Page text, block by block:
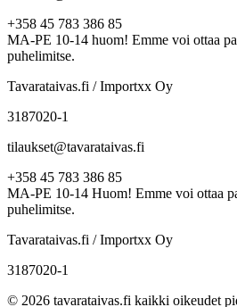
+358 45 783 386 85
MA-PE 10-14 huom! Emme voi ottaa
puhelimitse.
Tavarataivas.fi / Importxx Oy
3187020-1
tilaukset@tavarataivas.fi
+358 45 783 386 85
MA-PE 10-14 Huom! Emme voi ottaa
puhelimitse.
Tavarataivas.fi / Importxx Oy
3187020-1
© 2026 tavarataivas.fi kaikki oikeudet